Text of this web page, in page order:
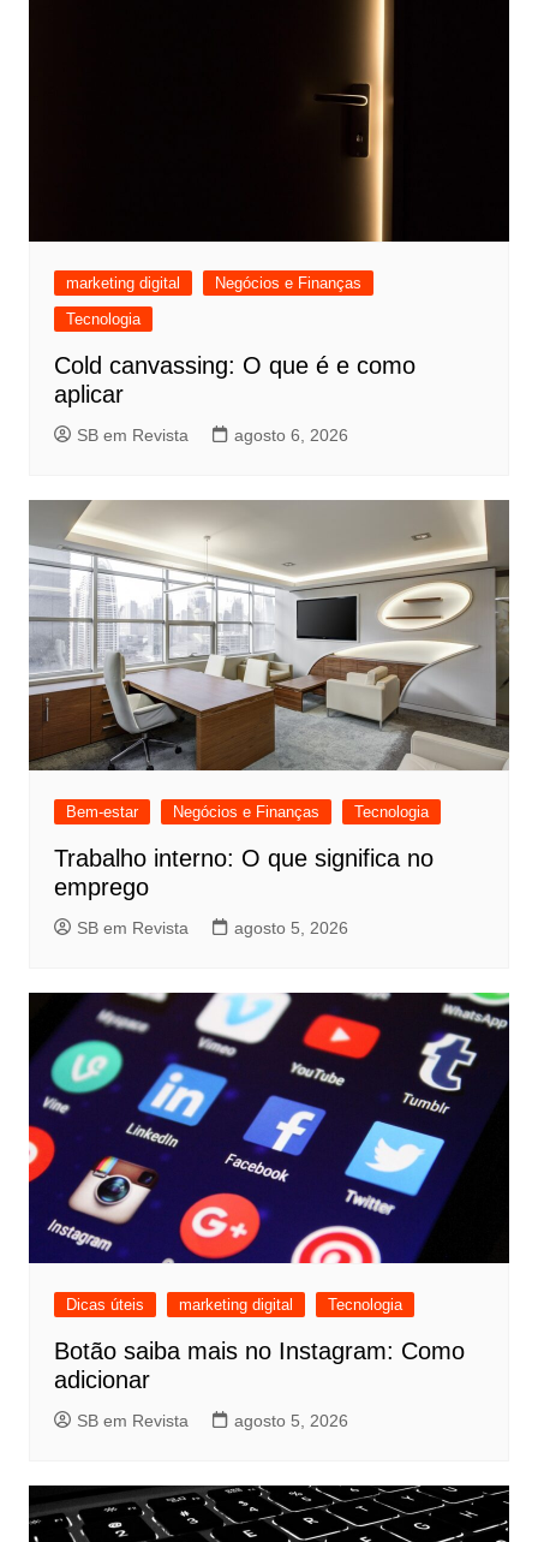
marketing digital
Negócios e Finanças
Tecnologia
Cold canvassing: O que é e como
aplicar
SB em Revista agosto 6, 2026
Bem-estar Negócios e Finanças Tecnologia
Trabalho interno: O que significa no
emprego
SB em Revista agosto 5, 2026
Dicas úteis marketing digital Tecnologia
Botão saiba mais no Instagram: Como
adicionar
SB em Revista agosto 5, 2026